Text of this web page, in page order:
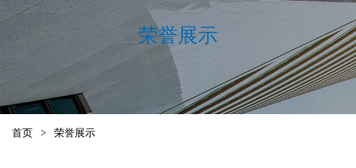
荣誉展示
首页 > 荣誉展示